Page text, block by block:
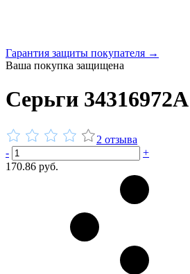
Гарантия защиты покупателя →
Ваша покупка защищена
Серьги 34316972А
2 отзыва
-
+
170.86 руб.